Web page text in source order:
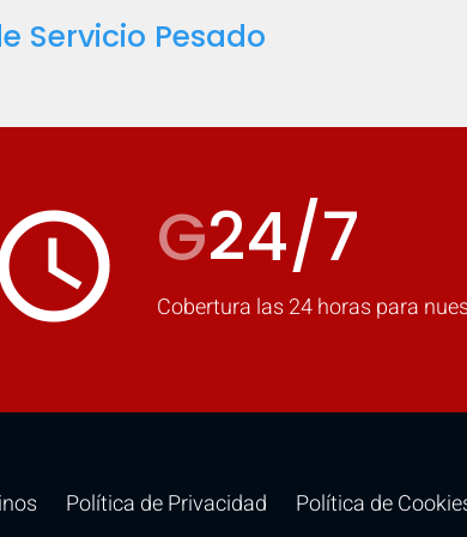
Servicio Pesado
G24/7
Cobertura las 24 horas para
Política de Privacidad Política de